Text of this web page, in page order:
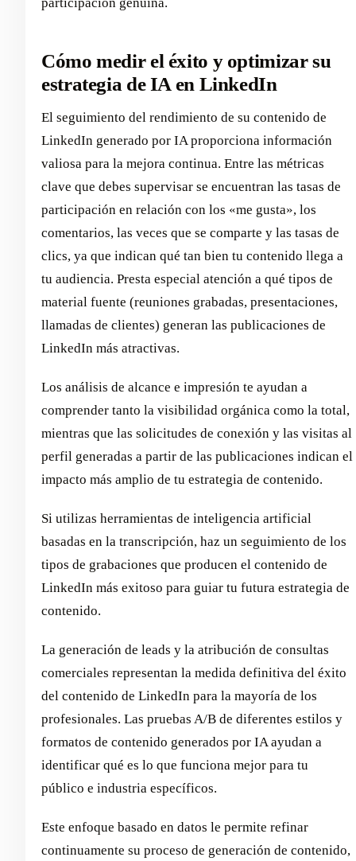
Cómo medir el éxito y optimizar su
estrategia de IA en LinkedIn
El seguimiento del rendimiento de su contenido de
LinkedIn generado por IA proporciona información
valiosa para la mejora continua. Entre las métricas
clave que debes supervisar se encuentran las tasas de
participación en relación con los «me gusta», los
comentarios, las veces que se comparte y las tasas de
clics, ya que indican qué tan bien tu contenido llega a
tu audiencia. Presta especial atención a qué tipos de
material fuente (reuniones grabadas, presentaciones,
llamadas de clientes) generan las publicaciones de
LinkedIn más atractivas.
Los análisis de alcance e impresión te ayudan a
comprender tanto la visibilidad orgánica como la total,
mientras que las solicitudes de conexión y las visitas al
perfil generadas a partir de las publicaciones indican el
impacto más amplio de tu estrategia de contenido.
Si utilizas herramientas de inteligencia artificial
basadas en la transcripción, haz un seguimiento de los
tipos de grabaciones que producen el contenido de
LinkedIn más exitoso para guiar tu futura estrategia de
contenido.
La generación de leads y la atribución de consultas
comerciales representan la medida definitiva del éxito
del contenido de LinkedIn para la mayoría de los
profesionales. Las pruebas A/B de diferentes estilos y
formatos de contenido generados por IA ayudan a
identificar qué es lo que funciona mejor para tu
público e industria específicos.
Este enfoque basado en datos le permite refinar
continuamente su proceso de generación de contenido,